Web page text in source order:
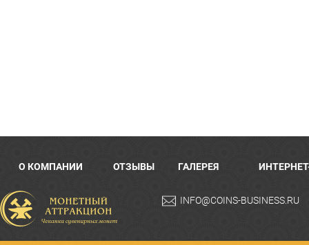
О КОМПАНИИ ОТЗЫВЫ ГАЛЕРЕЯ
INFO@COINS-BUSINESS.RU